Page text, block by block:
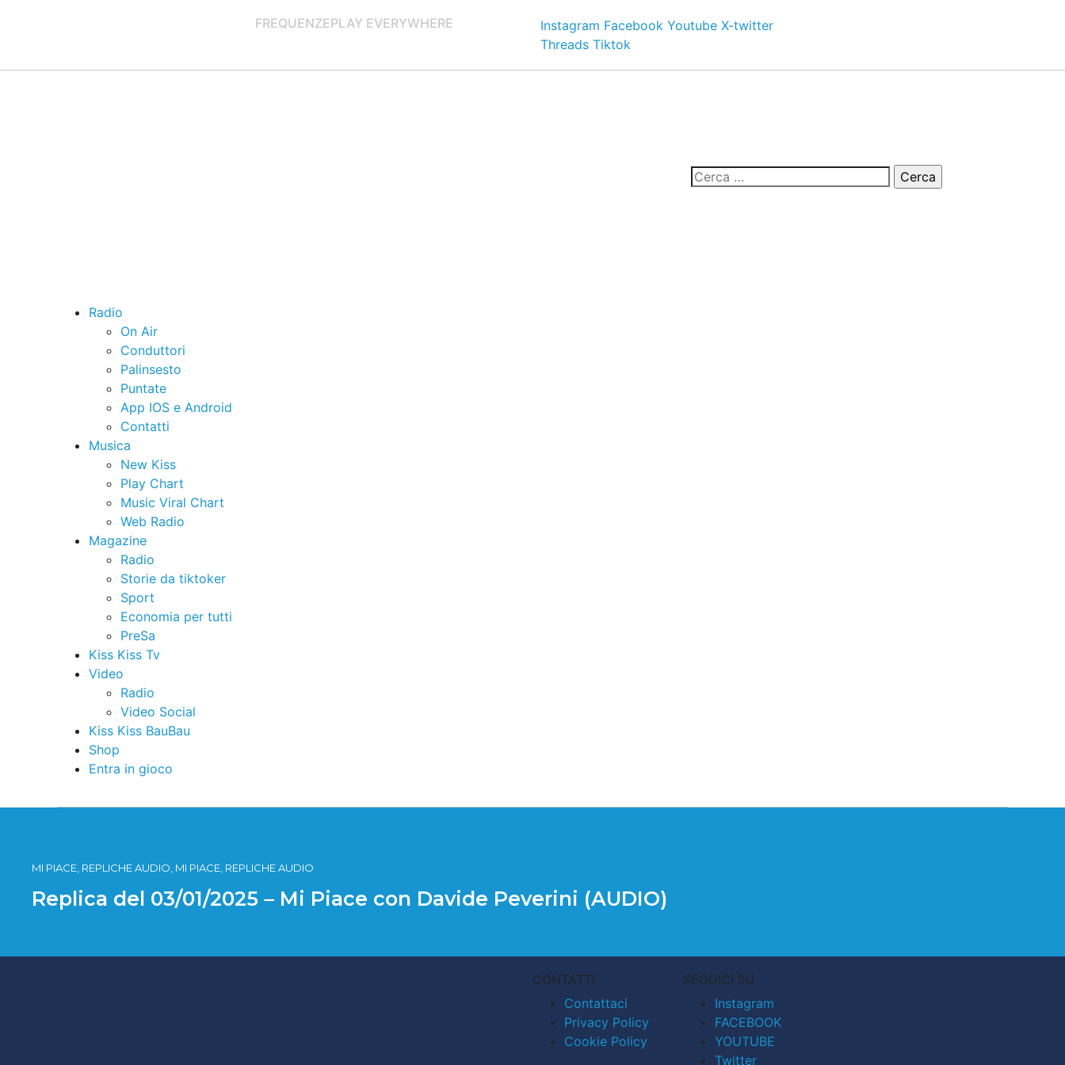
FREQUENZEPLAY EVERYWHERE Instagram Facebook Youtube X-twitter
Threads Tiktok
Radio
On Air
Conduttori
Palinsesto
Puntate
App IOS e Android
Contatti
Musica
New Kiss
Play Chart
Music Viral Chart
Web Radio
Magazine
Radio
Storie da tiktoker
Sport
Economia per tutti
PreSa
Kiss Kiss Tv
Video
Radio
Video Social
Kiss Kiss BauBau
Shop
Entra in gioco
MI PIACE, REPLICHE AUDIO, MI PIACE, REPLICHE AUDIO
Replica del 03/01/2025 – Mi Piace con Davide Peverini (AUDIO)
CONTATTI
Contattaci
Privacy Policy
Cookie Policy
SEGUICI SU
Instagram
FACEBOOK
YOUTUBE
Twitter